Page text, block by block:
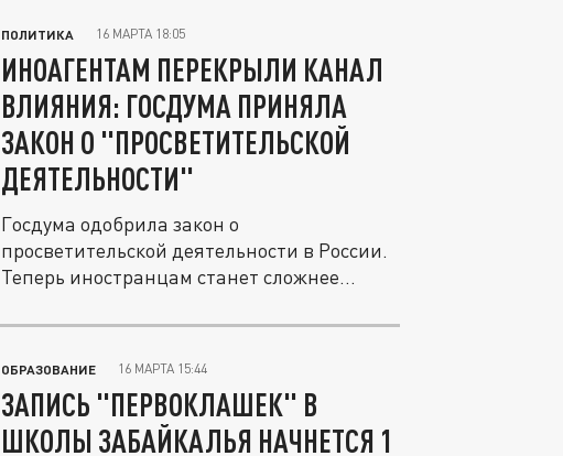
ПОЛИТИКА 16 МАРТА 18:05
ИНОАГЕНТАМ ПЕРЕКРЫЛИ КАНАЛ
ВЛИЯНИЯ: ГОСДУМА ПРИНЯЛА
ЗАКОН О "ПРОСВЕТИТЕЛЬСКОЙ
ДЕЯТЕЛЬНОСТИ"
Госдума одобрила закон о
просветительской деятельности в России.
Теперь иностранцам станет сложнее
ОБРАЗОВАНИЕ 16 МАРТА 15:44
ЗАПИСЬ "ПЕРВОКЛАШЕК" В
ШКОЛЫ ЗАБАЙКАЛЬЯ НАЧНЕТСЯ 1